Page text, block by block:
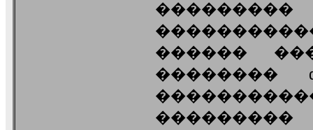
���������
������
��������